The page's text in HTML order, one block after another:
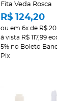
Fita Veda Rosca
R$ 124,20
ou em 6xde R$
à vista R$ 117,99
5% no Boleto
Pix